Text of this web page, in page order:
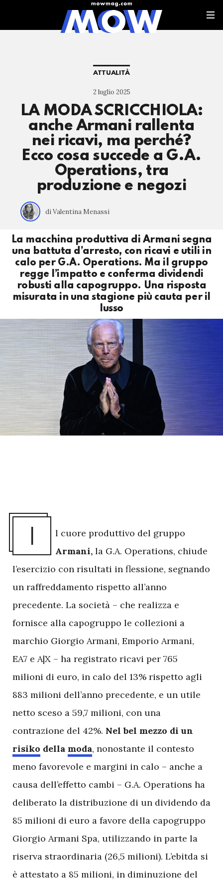
ATTUALITÀ
2 luglio 2025
LA MODA SCRICCHIOLA:
anche Armani rallenta
nei ricavi, ma perché?
Ecco cosa succede a G.A.
Operations, tra
produzione e negozi
di Valentina Menassi
La macchina produttiva di Armani segna
una battuta d’arresto, con ricavi e utili in
calo per G.A. Operations. Ma il gruppo
regge l’impatto e conferma dividendi
robusti alla capogruppo. Una risposta
misurata in una stagione più cauta per il
lusso
I l cuore produttivo del gruppo
Armani, la G.A. Operations, chiude
l’esercizio con risultati in flessione, segnando
un raffreddamento rispetto all’anno
precedente. La società – che realizza e
fornisce alla capogruppo le collezioni a
marchio Giorgio Armani, Emporio Armani,
EA7 e A|X – ha registrato ricavi per 765
milioni di euro, in calo del 13% rispetto agli
883 milioni dell’anno precedente, e un utile
netto sceso a 59,7 milioni, con una
contrazione del 42%. Nel bel mezzo di un
risiko della moda, nonostante il contesto
meno favorevole e margini in calo – anche a
causa dell’effetto cambi – G.A. Operations ha
deliberato la distribuzione di un dividendo da
85 milioni di euro a favore della capogruppo
Giorgio Armani Spa, utilizzando in parte la
riserva straordinaria (26,5 milioni). L’ebitda si
è attestato a 85 milioni, in diminuzione del